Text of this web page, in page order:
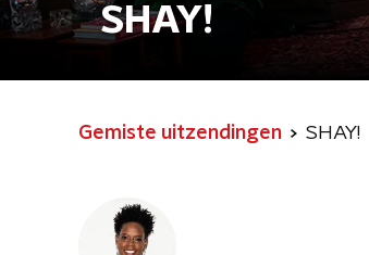
SHAY!
Gemiste uitzendingen SHAY!